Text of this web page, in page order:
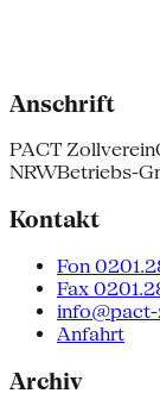
Anschrift
PACT Zollverein
NRWBetriebs-
Kontakt
Fon
Fax
Anfahrt
Archiv